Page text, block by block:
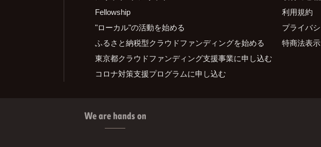
Fellowship
"ローカル"の活動を始める
ふるさと納税型クラウドファンディングを始める
東京都クラウドファンディング支援事業に申し込む
コロナ対策支援プログラムに申し込む
利用規約
プライバ
特商法表示
We are hands on